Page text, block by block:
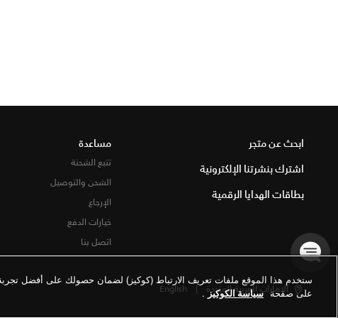
ابحث عن متجر
اشترك بنشرتنا الإلكترونية
بطاقات الهدايا الرقمية
مساعدة
تتبع الشحنة
الشحن والتوصيل
الإرجاع
خيارات الدفع
اتصل بنا
الإمارات العربية المتحدة |
English
ستخدم هذا الموقع ملفات تعريف الارتباط (كوكيز) لضمان حصولك على أفضل
على صفحة سياسة الكوكيز.